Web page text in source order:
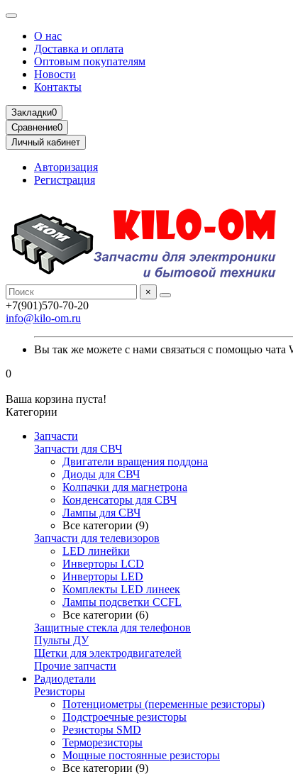
О нас
Доставка и оплата
Оптовым покупателям
Новости
Контакты
Закладки0
Сравнение0
Личный кабинет
Авторизация
Регистрация
×
+7(901)570-70-20
info@kilo-om.ru
Вы так же можете с нами связаться с помощью чата
0
Ваша корзина пуста!
Категории
Запчасти
Запчасти для СВЧ
Двигатели вращения поддона
Диоды для СВЧ
Колпачки для магнетрона
Конденсаторы для СВЧ
Лампы для СВЧ
Все категории (9)
Запчасти для телевизоров
LED линейки
Инверторы LCD
Инверторы LED
Комплекты LED линеек
Лампы подсветки CCFL
Все категории (6)
Защитные стекла для телефонов
Пульты ДУ
Щетки для электродвигателей
Прочие запчасти
Радиодетали
Резисторы
Потенциометры (переменные резисторы)
Подстроечные резисторы
Резисторы SMD
Терморезисторы
Мощные постоянные резисторы
Все категории (9)